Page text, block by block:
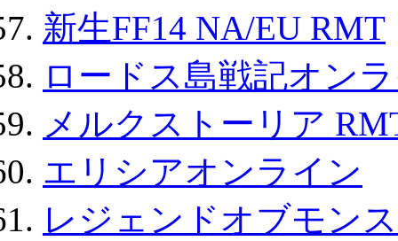
新生FF14 NA/EU RMT
ロードス島戦記オン
メルクストーリア
エリシアオンライン
レジェンドオブモン